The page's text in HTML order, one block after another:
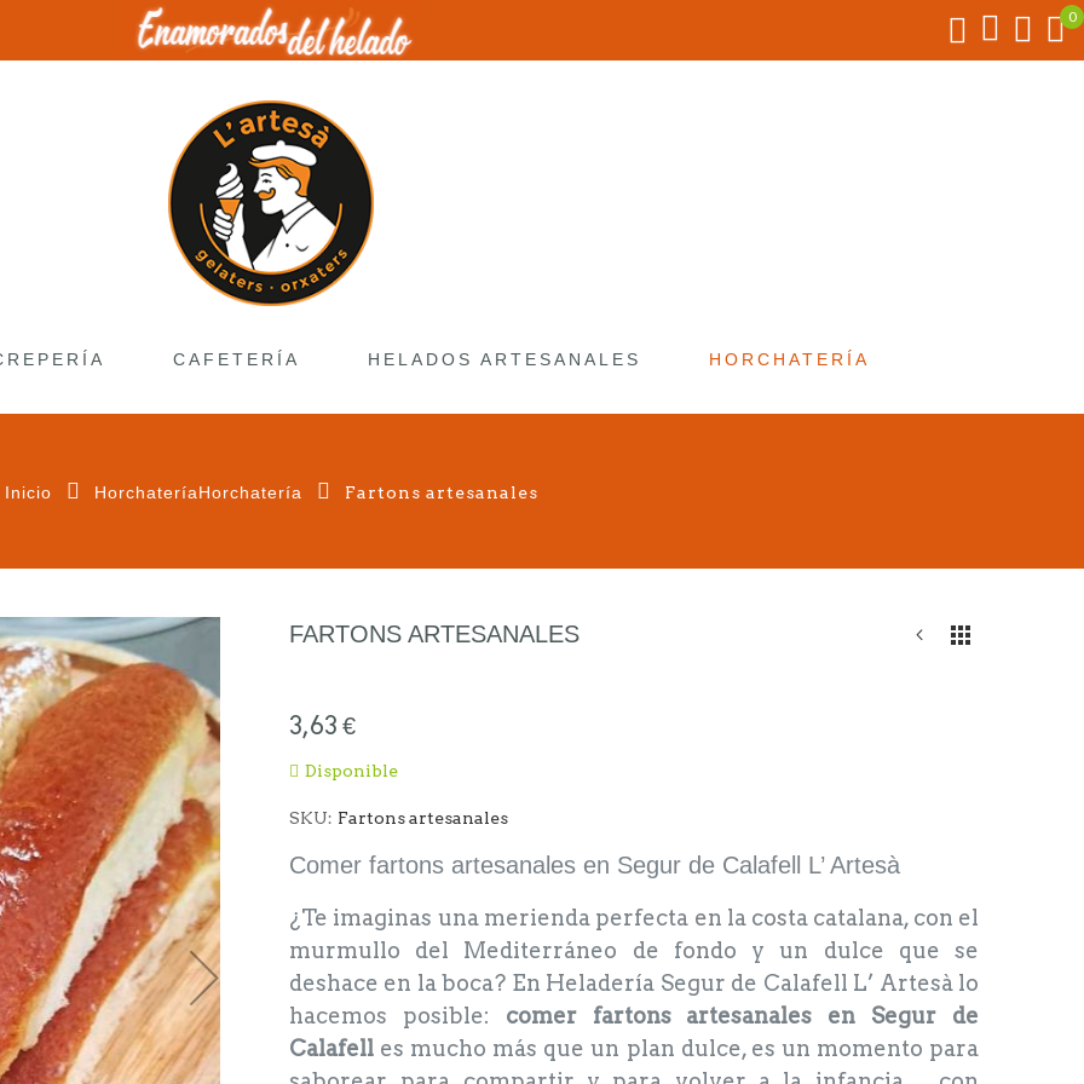
CAFETERÍA HELADOS ARTESANALES HORCHATERÍA
Inicio HorchateríaHorchatería Fartons artesanales
FARTONS ARTESANALES
3,63 €
Disponible
SKU Fartons artesanales
Comer fartons artesanales en Segur de Calafell L’ Artesà
¿Te imaginas una merienda perfecta en la costa catalana, con el
murmullo del Mediterráneo de fondo y un dulce que se
deshace en la boca? En Heladería Segur de Calafell L’ Artesà lo
hacemos posible: comer fartons artesanales en Segur de
Calafell es mucho más que un plan dulce, es un momento para